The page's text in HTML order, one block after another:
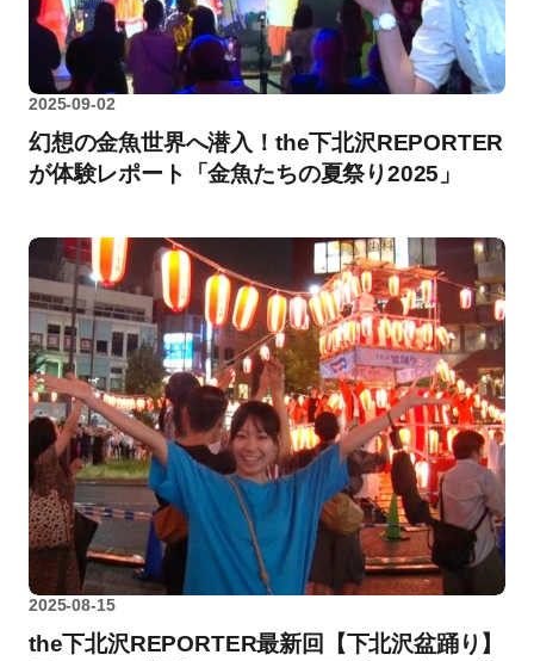
2025-09-02
幻想の金魚世界へ潜入！the下北沢REPORTER
が体験レポート「金魚たちの夏祭り2025」
2025-08-15
the下北沢REPORTER最新回【下北沢盆踊り】